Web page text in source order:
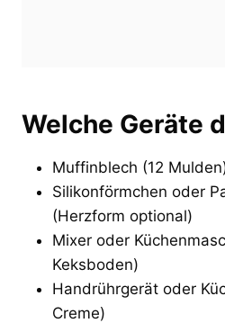
Welche Geräte
Muffinblech (12
Silikonförmchen oder
(Herzform optional)
Mixer oder
Keksboden)
Handrührgerät oder
Creme)